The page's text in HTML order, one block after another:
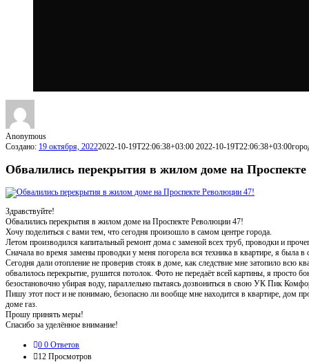
Anonymous
Создано: 19 октября, 20222022-10-19T22:06:38+03:00 2022-10-19T22:06:38+03:00
Обвалились перекрытия в жилом доме на
Здравствуйте!
Обвалились перекрытия в жилом доме на Проспекте Революции 47!
Хочу поделиться с вами тем, что сегодня произошло в самом центре города.
Летом производился капитальный ремонт дома с заменой всех труб, проводки и
Сначала во время замены проводки у меня погорела вся техника в квартире, я была
Сегодня дали отопление не проверив стояк в доме, как следствие мне затопило всю
обвалилось перекрытие, рушится потолок. Фото не передаёт всей картины, я просто
безостановочно убирая воду, параллельно пытаясь дозвониться в свою УК Пик
Пишу этот пост и не понимаю, безопасно ли вообще мне находится в квартире, дом
доме газ.
Прошу принять меры!
Спасибо за уделённое внимание!
0 0 Ответов
12 Просмотров